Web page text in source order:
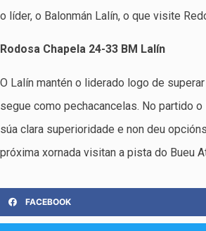
o líder, o Balonmán Lalín, o que visite
Rodosa Chapela 24-33 BM Lalín
O Lalín mantén o liderado logo de superar
segue como pechacancelas. No partido
súa clara superioridade e non deu
próxima xornada visitan a pista do Bueu
FACEBOOK